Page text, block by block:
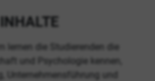
lernen die Studierenden die
und Psychologie kennen,
Unternehmensführung und